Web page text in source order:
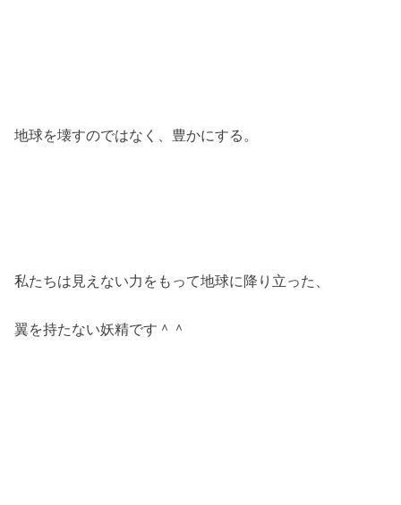
地球を壊すのではなく、豊かにする。
私たちは見えない力をもって地球に降り立った、
翼を持たない妖精です＾＾